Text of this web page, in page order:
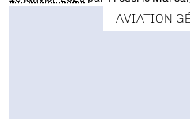
AVIATION